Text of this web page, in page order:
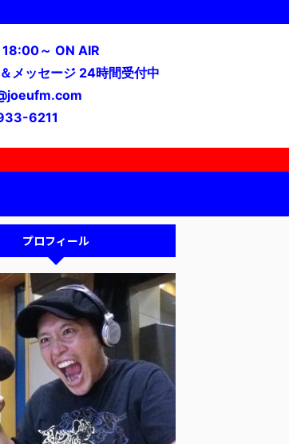
18:00～ ON AIR
メッセージ 24時間受付中
6211
プロフィール